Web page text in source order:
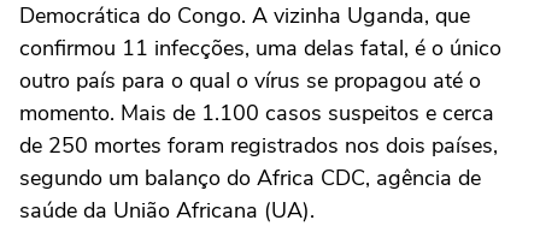
Democrática do Congo. A vizinha Uganda, que
confirmou 11 infecções, uma delas fatal, é o único
outro país para o qual o vírus se propagou até o
momento. Mais de 1.100 casos suspeitos e cerca
de 250 mortes foram registrados nos dois países,
segundo um balanço do Africa CDC, agência de
saúde da União Africana (UA).